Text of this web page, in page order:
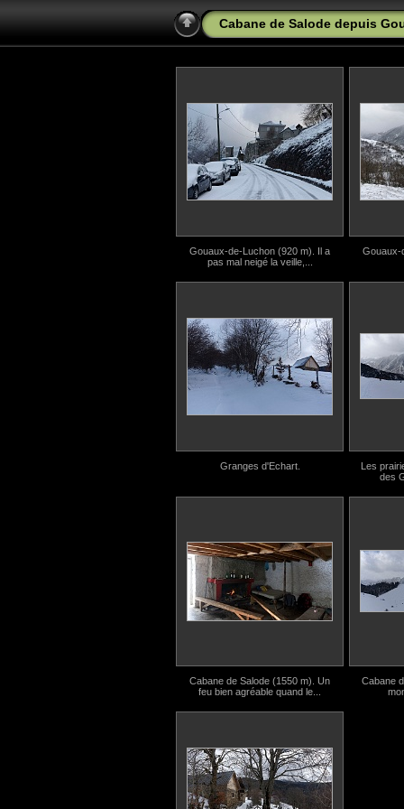
Cabane de Salode depuis
Gouaux-de-Luchon (920 m). Il a
pas mal neigé la veille,...
Gouaux-
Granges d'Echart.
Les
des
Cabane de Salode (1550 m). Un
feu bien agréable quand le...
Cabane